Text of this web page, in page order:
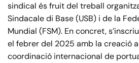
sindical és fruit del treball
Sindacale di Base (USB) i de la
Mundial (FSM). En concret,
el febrer del 2025 amb la creació a
coordinació internacional de